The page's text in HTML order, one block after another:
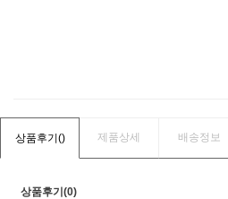
상품후기() 제품상세 배송정보
상품후기(0)